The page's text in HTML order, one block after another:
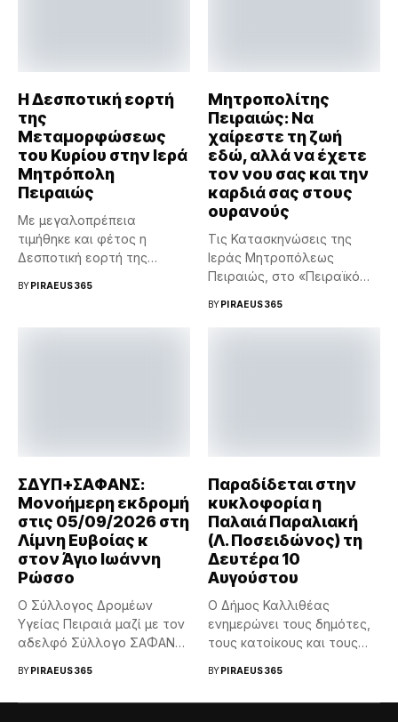
Η Δεσποτική εορτή
της
Μεταμορφώσεως
του Κυρίου στην Ιερά
Μητρόπολη
Πειραιώς
Με μεγαλοπρέπεια
τιμήθηκε και φέτος η
Δεσποτική εορτή της
BYPIRAEUS365
Μητροπολίτης
Πειραιώς: Να
χαίρεστε τη ζωή
εδώ, αλλά να έχετε
τον νου σας και την
καρδιά σας στους
ουρανούς
Τις Κατασκηνώσεις της
Ιεράς Μητροπόλεως
Πειραιώς, στο «Πειραϊκό
BYPIRAEUS365
ΣΔΥΠ+ΣΑΦΑΝΣ:
Μονοήμερη εκδρομή
στις 05/09/2026 στη
Λίμνη Ευβοίας κ
στον Άγιο Ιωάννη
Ρώσσο
Ο Σύλλογος Δρομέων
Υγείας Πειραιά μαζί με τον
αδελφό Σύλλογο ΣΑΦΑΝΣ
BYPIRAEUS365
Παραδίδεται στην
κυκλοφορία η
Παλαιά Παραλιακή
(Λ. Ποσειδώνος) τη
Δευτέρα 10
Αυγούστου
Ο Δήμος Καλλιθέας
ενημερώνει τους δημότες,
τους κατοίκους και τους
BYPIRAEUS365